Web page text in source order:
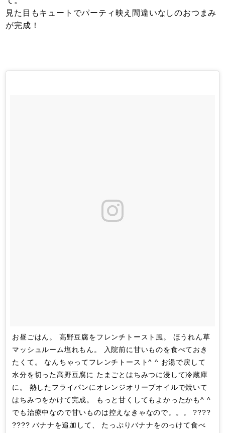
見た目もキュートでパーティ映え間違いなしのおつまみ
が完成！
お昼ごはん。 高野豆腐をフレンチトースト風。 ほうれん草
マッシュルーム塩れもん。 入院前に甘いものを食べておき
たくて。 なんちゃってフレンチトースト^ ^ お湯で戻して
水分を切った高野豆腐に たまごとはちみつに浸して冷蔵庫
に。 熱したフライパンにオレンジオリーブオイルで焼いて
はちみつをかけて完成。 もっと甘くしてもよかったかも^ ^
でも治療中なので甘いものは控えなきゃなので。。。 ????
???? バナナを追加して、 たっぷりバナナをのっけて食べ